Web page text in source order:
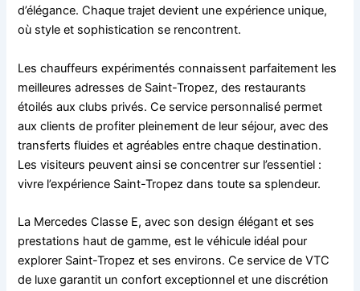
d’élégance. Chaque trajet devient une expérience unique,
où style et sophistication se rencontrent.
Les chauffeurs expérimentés connaissent parfaitement les
meilleures adresses de Saint-Tropez, des restaurants
étoilés aux clubs privés. Ce service personnalisé permet
aux clients de profiter pleinement de leur séjour, avec des
transferts fluides et agréables entre chaque destination.
Les visiteurs peuvent ainsi se concentrer sur l’essentiel :
vivre l’expérience Saint-Tropez dans toute sa splendeur.
La Mercedes Classe E, avec son design élégant et ses
prestations haut de gamme, est le véhicule idéal pour
explorer Saint-Tropez et ses environs. Ce service de VTC
de luxe garantit un confort exceptionnel et une discrétion